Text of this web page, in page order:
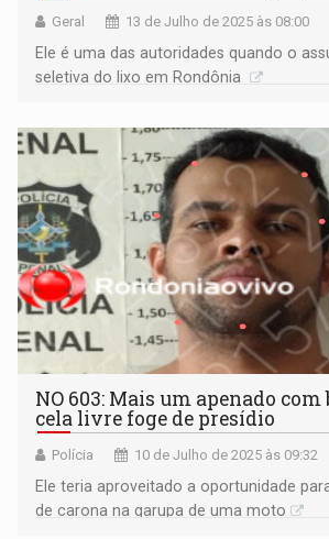
Geral 13 de Julho de 2025 às 08:00
Ele é uma das autoridades quando o
seletiva do lixo em Rondônia
NO 603: Mais um apenado
cela livre foge de presídio
Polícia 10 de Julho de 2025 às 09:32
Ele teria aproveitado a oportunidade
de carona na garupa de uma moto